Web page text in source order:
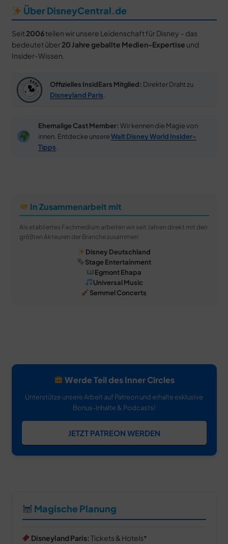
Über DisneyCentral.de
Seit 2006teilen wir unsere Leidenschaft für Disney – das
bedeutet über 20 Jahre geballte Medien-Expertise und
Insider-Wissen.
Offizielles InsidEars Mitglied: Direkter Draht zu
Disneyland Paris
Ehemalige Cast Member: Wir kennen die Magie von
innen. Entdecke unsereWalt Disney World Insider-
Tipps
In Zusammenarbeit mit
Als etabliertes Fachmedium arbeiten wir seit Jahren direkt mit den
größten Akteuren der Branche zusammen:
Disney Deutschland
Stage Entertainment
Egmont Ehapa
Universal Music
Semmel Concerts
Werde Teil des Inner Circles
Unterstütze unsere Arbeit auf Patreon und erhalte exklusive
Bonus-Inhalte & Podcasts!
JETZT PATREON WERDEN
Magische Planung
Disneyland Paris:Tickets & Hotels